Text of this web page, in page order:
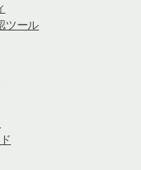
ツール